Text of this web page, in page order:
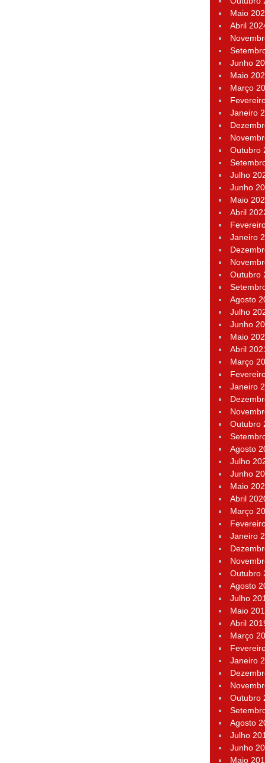
Maio
Abril
Junho
Maio
Março
Janeiro
Outubro
Julho
Junho
Maio
Abril
Janeiro
Outubro
Agosto
Julho
Junho
Maio
Abril
Março
Janeiro
Outubro
Agosto
Julho
Junho
Maio
Abril
Março
Janeiro
Outubro
Agosto
Julho
Maio
Abril
Março
Janeiro
Outubro
Agosto
Julho
Junho
Maio